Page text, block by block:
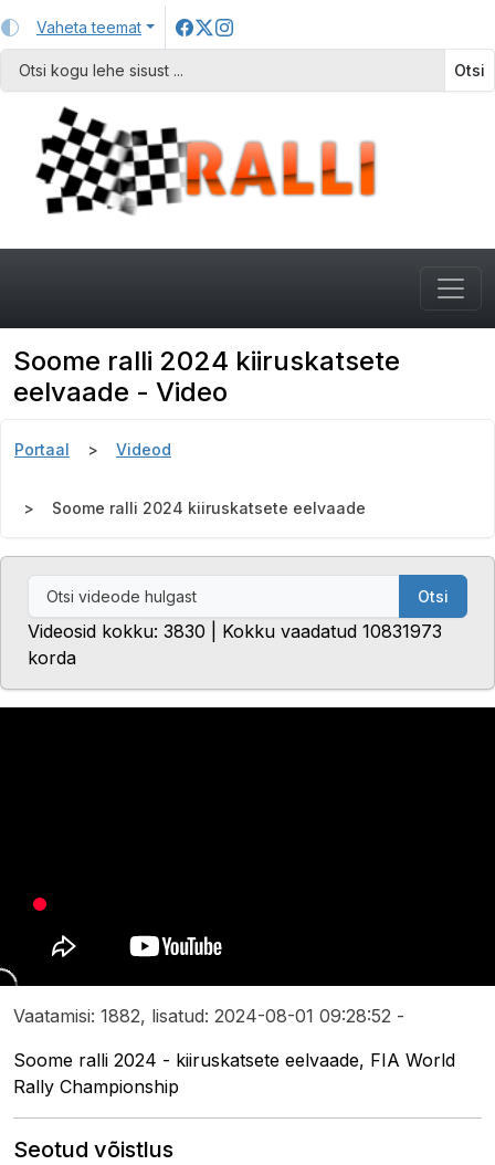
Vaheta teemat
Otsi
Soome ralli 2024 kiiruskatsete
eelvaade - Video
Portaal Videod
Soome ralli 2024 kiiruskatsete eelvaade
Otsi
Videosid kokku: 3830 | Kokku vaadatud 10831973
korda
Vaatamisi: 1882, lisatud: 2024-08-01 09:28:52 -
Soome ralli 2024 - kiiruskatsete eelvaade, FIA World
Rally Championship
Seotud võistlus